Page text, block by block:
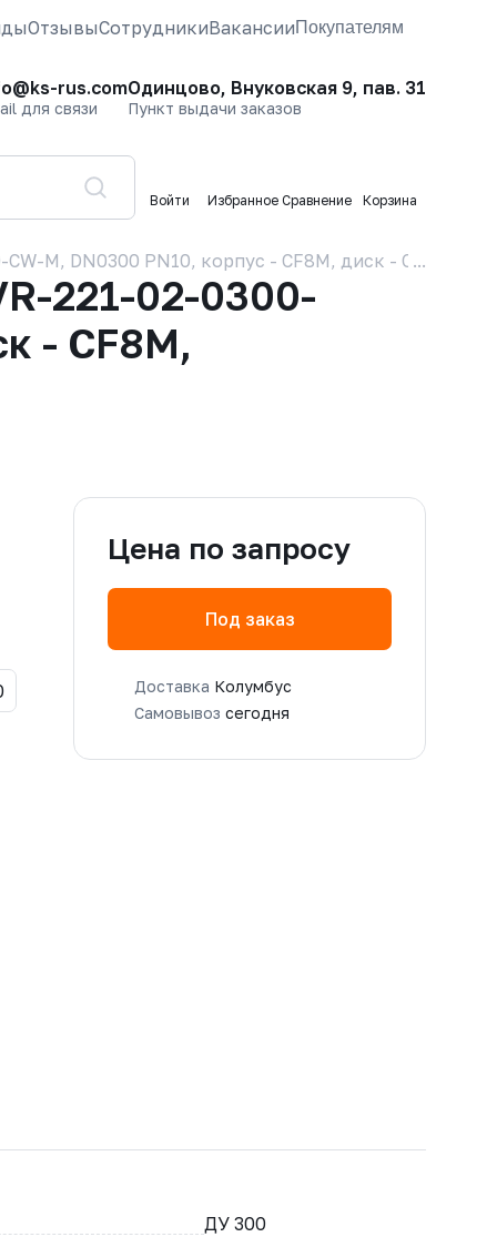
ОтзывыСотрудникиВакансииПокупателям
rus.com
для связи
Одинцово, Внуковская 9, пав. 31
Пункт выдачи заказов
Войти Избранное Сравнение Корзина
M, DN0300 PN10, корпус - CF8M, диск - CF8M,
221-02-0300-
- CF8M,
Цена по запросу
Под заказ
Доставка Колумбус
Самовывоз сегодня
ДУ 300